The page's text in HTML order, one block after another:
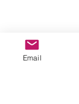
Email